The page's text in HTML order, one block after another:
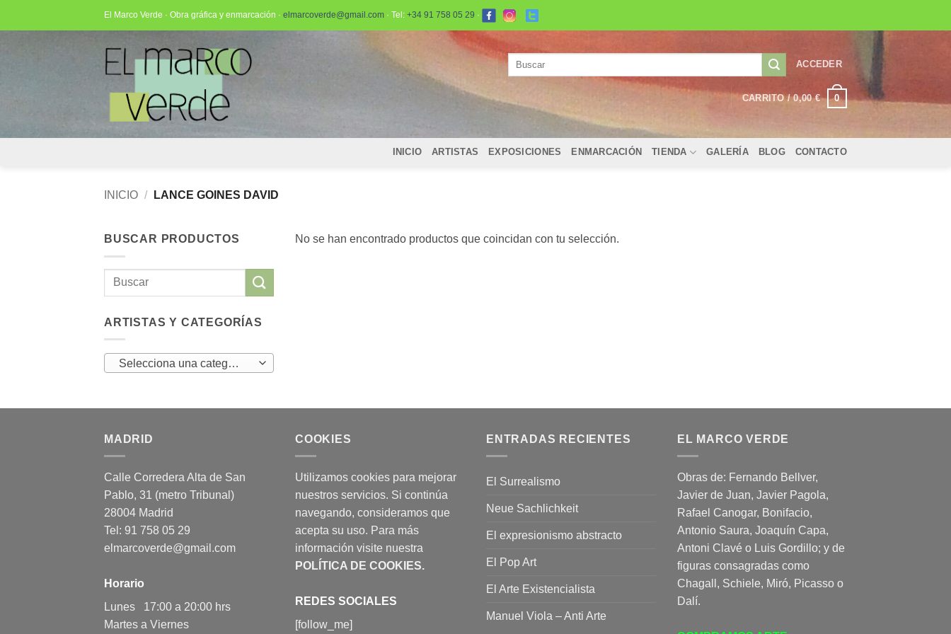
El Marco Verde · Obra gráfica y enmarcación · elmarcoverde@gmail.com · Tel: +34 91 758 05 29 ·
ACCEDER
CARRITO /0,00€ 0
INICIO ARTISTAS EXPOSICIONES ENMARCACIÓN TIENDA GALERÍA BLOG CONTACTO
INICIO / LANCE GOINES DAVID
BUSCAR PRODUCTOS
Buscar
ARTISTAS Y CATEGORÍAS
Selecciona una categoría
No se han encontrado productos que coincidan con tu selección.
MADRID
Calle Corredera Alta de San
Pablo, 31 (metro Tribunal)
28004 Madrid
Tel: 91 758 05 29
elmarcoverde@gmail.com
Horario
Lunes 17:00 a 20:00 hrs
Martes a Viernes
COOKIES
Utilizamos cookies para mejorar
nuestros servicios. Si continúa
navegando, consideramos que
acepta su uso. Para más
información visite nuestra
POLÍTICA DE COOKIES.
REDES SOCIALES
[follow_me]
ENTRADAS RECIENTES
El Surrealismo
Neue Sachlichkeit
El expresionismo abstracto
El Pop Art
El Arte Existencialista
Manuel Viola – Anti Arte
EL MARCO VERDE
Obras de: Fernando Bellver,
Javier de Juan, Javier Pagola,
Rafael Canogar, Bonifacio,
Antonio Saura, Joaquín Capa,
Antoni Clavé o Luis Gordillo; y de
figuras consagradas como
Chagall, Schiele, Miró, Picasso o
Dalí.